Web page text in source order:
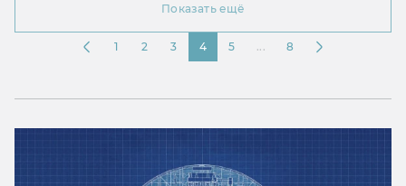
Показать ещё
1 2 3 4 5 8
...